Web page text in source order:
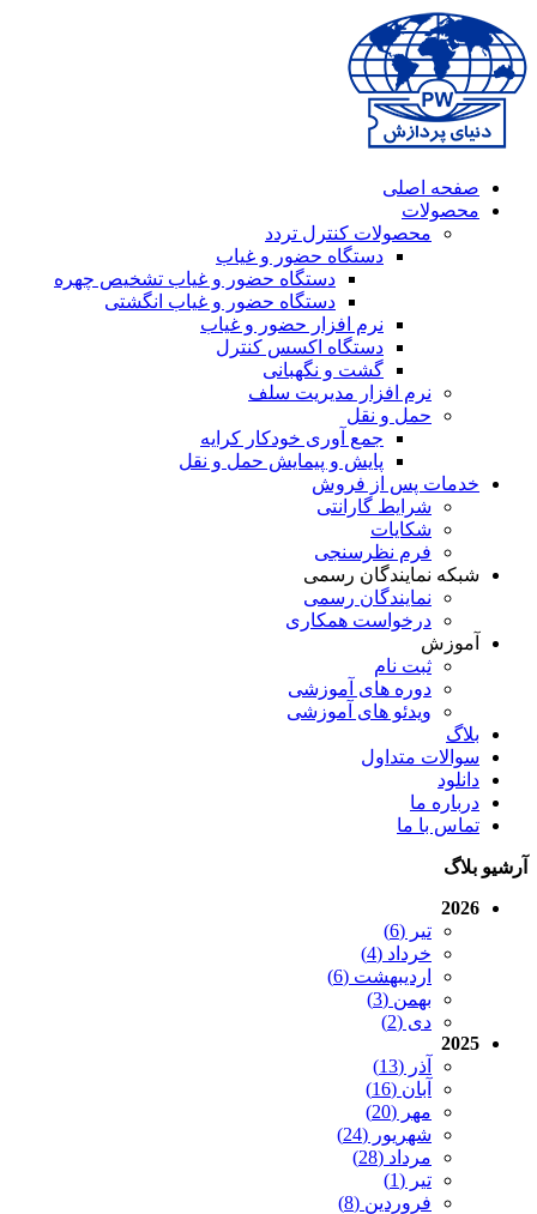
صفحه اصلی
محصولات
محصولات کنترل تردد
دستگاه حضور و غیاب
دستگاه حضور و غیاب تشخیص چهره
دستگاه حضور و غیاب انگشتی
نرم افزار حضور و غیاب
دستگاه اکسس کنترل
گشت و نگهبانی
نرم افزار مدیریت سلف
حمل و نقل
جمع آوری خودکار کرایه
پایش و پیمایش حمل و نقل
خدمات پس از فروش
شرایط گارانتی
شکایات
فرم نظرسنجی
شبکه نمایندگان رسمی
نمایندگان رسمی
درخواست همکاری
آموزش
ثبت نام
دوره های آموزشی
ویدئو های آموزشی
بلاگ
سوالات متداول
دانلود
درباره ما
تماس با ما
آرشیو بلاگ
2026
تیر (6)
خرداد (4)
اردیبهشت (6)
بهمن (3)
دی (2)
2025
آذر (13)
آبان (16)
مهر (20)
شهریور (24)
مرداد (28)
تیر (1)
فروردین (8)